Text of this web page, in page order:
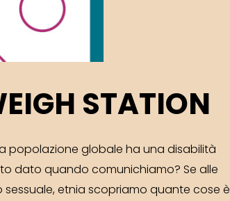
STATION
popolazione globale ha una disabilità
dato quando comunichiamo? Se alle
etnia scopriamo quante cose è